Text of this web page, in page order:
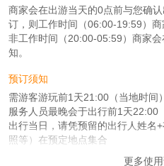
商家会在出游当天的0点前与您确
订，则工作时间（06:00-19:59）
非工作时间（20:00-05:59）商家
知。
预订须知
需游客游玩前1天21:00（当地时间
服务人员最晚会于出行前1天22:00
出行当日，请凭预留的出行人姓名
照等）在预定地点集合
更多使